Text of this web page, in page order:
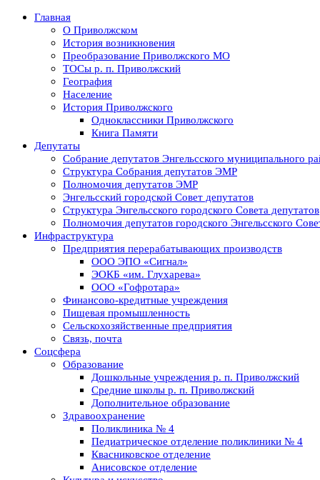
Главная
О Приволжском
История возникновения
Преобразование Приволжского МО
ТОСы р. п. Приволжский
География
Население
История Приволжского
Одноклассники Приволжского
Книга Памяти
Депутаты
Собрание депутатов Энгельсского муниципального
Структура Собрания депутатов ЭМР
Полномочия депутатов ЭМР
Энгельсский городской Совет депутатов
Структура Энгельсского городского Совета депутатов
Полномочия депутатов городского Энгельсского
Инфраструктура
Предприятия перерабатывающих производств
ООО ЭПО «Сигнал»
ЭОКБ «им. Глухарева»
ООО «Гофротара»
Финансово-кредитные учреждения
Пищевая промышленность
Сельскохозяйственные предприятия
Связь, почта
Соцсфера
Образование
Дошкольные учреждения р. п. Приволжский
Средние школы р. п. Приволжский
Дополнительное образование
Здравоохранение
Поликлиника № 4
Педиатрическое отделение поликлиники № 4
Квасниковское отделение
Анисовское отделение